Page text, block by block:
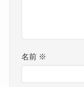
名前 ※